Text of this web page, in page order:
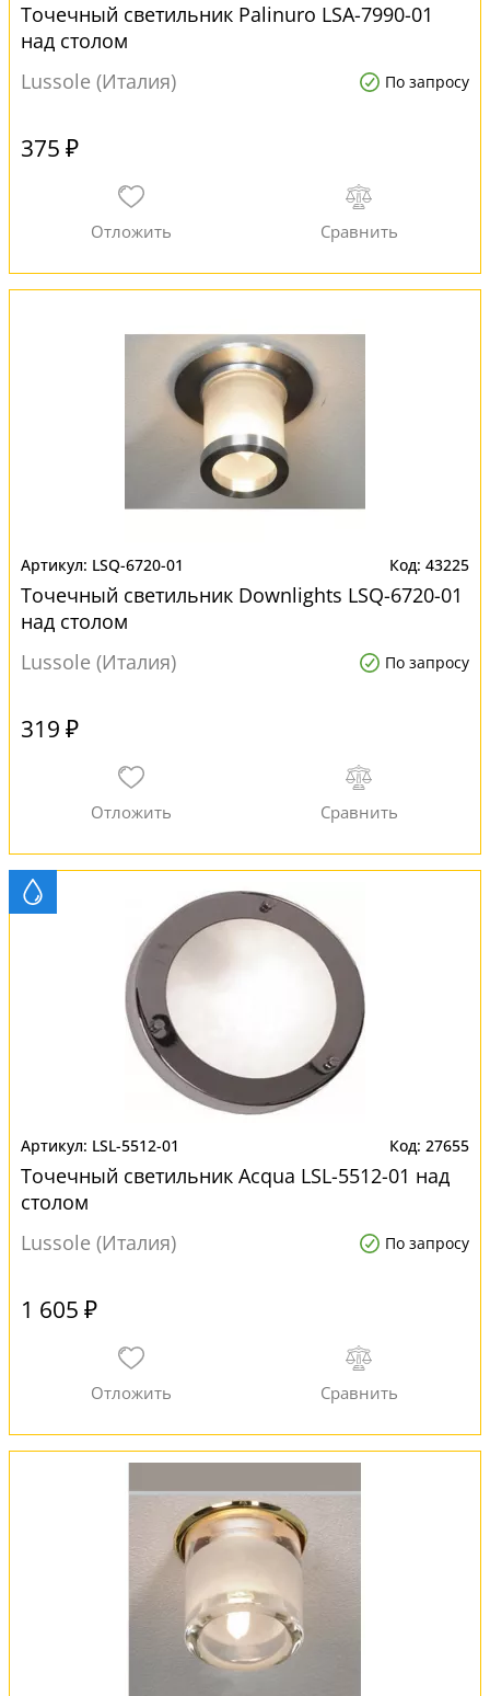
Точечный светильник Palinuro LSA-7990-01
над столом
Lussole (Италия)
По запросу
375 ₽
LSQ-6720-01 43225
Точечный светильник Downlights LSQ-6720-01
над столом
Lussole (Италия)
По запросу
319 ₽
LSL-5512-01 27655
Точечный светильник Acqua LSL-5512-01 над
столом
Lussole (Италия)
По запросу
1 605 ₽